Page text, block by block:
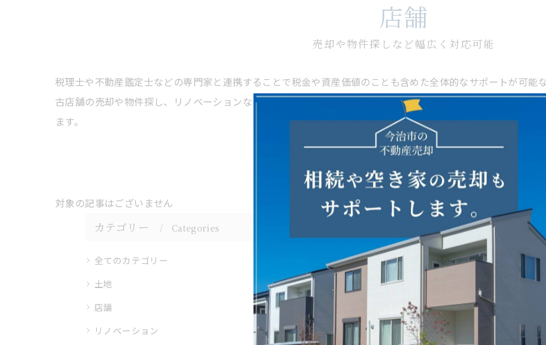
店舗
売却や物件探しなど幅広く対応可能
税理士や不動産鑑定士などの専門家と連携することで税金や資産価値のことも含めた全体的なサポートが可能
古店舗の売却や物件探し、リノベーションなど幅広いご要望に対応可能です。豊富な建築知識を持つ代表なら
ます。
対象の記事はございません
カテゴリー Categories
全てのカテゴリー
土地
店舗
リノベーション